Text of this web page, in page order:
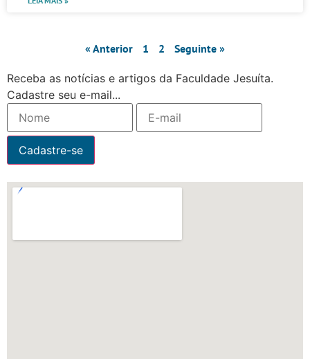
« Anterior 1 2 Seguinte »
Receba as notícias e artigos da Faculdade Jesuíta.
Cadastre seu e-mail...